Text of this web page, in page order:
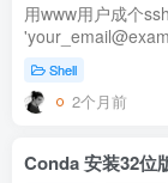
用www用户成个
euo pipefail exec
在...
Shell
2个月前
Conda 安装32位